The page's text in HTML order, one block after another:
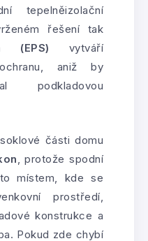
tepelněizolační
řešení tak
(EPS) vytváří
aniž by
podkladovou
části domu
, protože spodní
místem, kde se
prostředí,
konstrukce a
Pokud zde chybí